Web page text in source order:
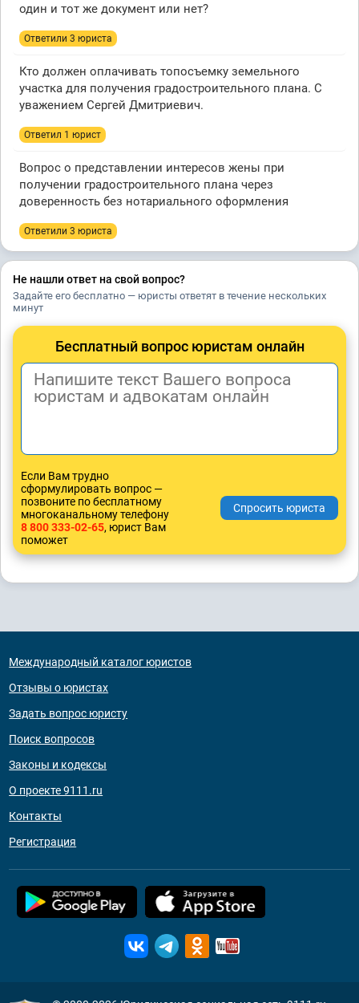
один и тот же документ или нет?
Ответили 3 юристa
Кто должен оплачивать топосъемку земельного
участка для получения градостроительного плана. С
уважением Сергей Дмитриевич.
Ответил 1 юрист
Вопрос о представлении интересов жены при
получении градостроительного плана через
доверенность без нотариального оформления
Ответили 3 юристa
Не нашли ответ на свой вопрос?
Задайте его бесплатно — юристы ответят в течение нескольких
минут
Бесплатный вопрос юристам онлайн
Если Вам трудно
сформулировать вопрос —
позвоните по бесплатному
многоканальному телефону
8 800 333-02-65, юрист Вам
поможет
Международный каталог юристов
Отзывы о юристах
Задать вопрос юристу
Поиск вопросов
Законы и кодексы
О проекте 9111.ru
Контакты
Регистрация